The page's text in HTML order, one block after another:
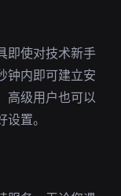
即使对技术新手
钟内即可建立安
高级用户也可以
置。